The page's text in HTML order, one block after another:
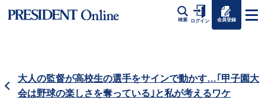
検索 ログイン 会員登録
大人の監督が高校生の選手をサインで動かす…｢甲子園大
会は野球の楽しさを奪っている｣と私が考えるワケ